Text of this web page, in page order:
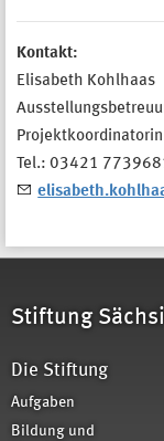
Kontakt:
Elisabeth Kohlhaas
Tel.: 03421
Stiftung
Die Stiftung
Aufgaben
Bildung und